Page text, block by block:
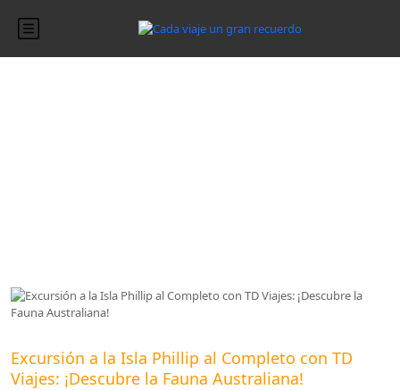
Excursión a la Isla Phillip al Completo con TD
Viajes: ¡Descubre la Fauna Australiana!